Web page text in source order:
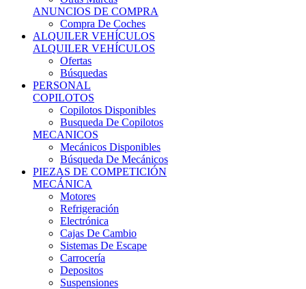
Compra De Coches
ALQUILER VEHÍCULOS
ALQUILER VEHÍCULOS
Ofertas
Búsquedas
PERSONAL
COPILOTOS
Copilotos Disponibles
Busqueda De Copilotos
MECANICOS
Mecánicos Disponibles
Búsqueda De Mecánicos
PIEZAS DE COMPETICIÓN
MECÁNICA
Motores
Refrigeración
Electrónica
Cajas De Cambio
Sistemas De Escape
Carrocería
Depositos
Suspensiones
Frenos